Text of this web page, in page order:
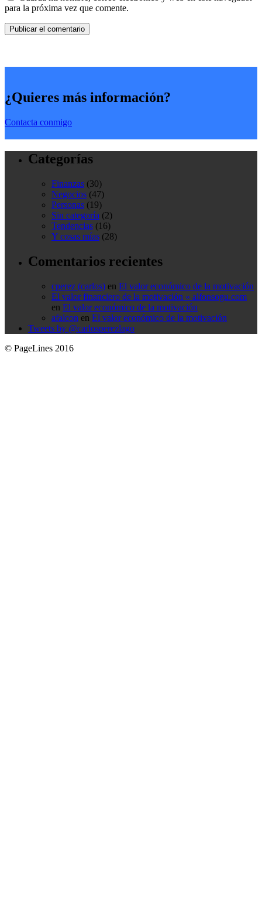
para la próxima vez que comente.
¿Quieres más información?
Contacta conmigo
Categorías
Finanzas (30)
Negocios (47)
Personas (19)
Sin categoría (2)
Tendencias (16)
Y cosas mías (28)
Comentarios recientes
cperez (carlos) en El valor económico de la motivación
El valor financiero de la motivación « alfonsogu.com
en El valor económico de la motivación
afalcon en El valor económico de la motivación
Tweets by @carlosperezlago
© PageLines 2016